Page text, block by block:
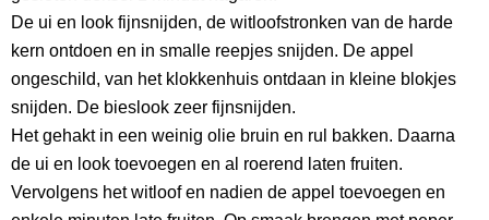
De ui en look fijnsnijden, de witloofstronken van de harde
kern ontdoen en in smalle reepjes snijden. De appel
ongeschild, van het klokkenhuis ontdaan in kleine blokjes
snijden. De bieslook zeer fijnsnijden.
Het gehakt in een weinig olie bruin en rul bakken. Daarna
de ui en look toevoegen en al roerend laten fruiten.
Vervolgens het witloof en nadien de appel toevoegen en